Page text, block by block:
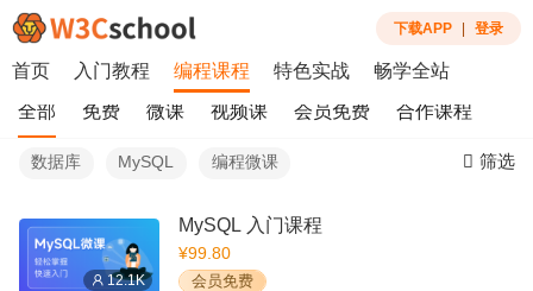
下载APP 登录
首页 入门教程 编程课程 特色实战 畅学全站
全部 免费 微课 视频课 会员免费 合作课程
数据库 MySQL 编程微课 筛选
12.1K
MySQL 入门课程
¥99.80
会员免费